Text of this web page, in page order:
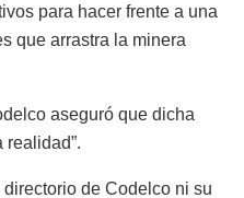
para hacer frente a una
que arrastra la minera
aseguró que dicha
realidad”.
de Codelco ni su